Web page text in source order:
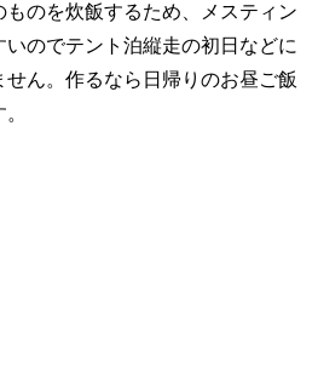
のを炊飯するため、
メスティン
いのでテント泊縦走の初日などに
ん。作るなら日帰りのお昼ご飯